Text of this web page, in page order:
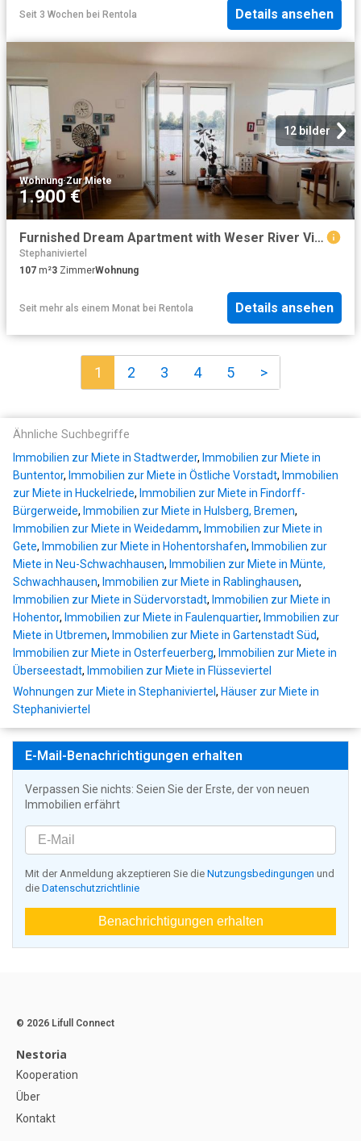
Seit 3 Wochen bei Rentola Details ansehen
12 bilder
Wohnung·Zur Miete
1.900 €
Furnished Dream Apartment with Weser River View – A Space for Culture, Art, and Inspiration ALL INCLUSIVE
Stephaniviertel
107 m²3 ZimmerWohnung
Seit mehr als einem Monat bei Rentola Details ansehen
1 2 3 4 5 >
Ähnliche Suchbegriffe
Immobilien zur Miete in Stadtwerder, Immobilien zur Miete in
Buntentor, Immobilien zur Miete in Östliche Vorstadt, Immobilien
zur Miete in Huckelriede, Immobilien zur Miete in Findorff-
Bürgerweide, Immobilien zur Miete in Hulsberg, Bremen,
Immobilien zur Miete in Weidedamm, Immobilien zur Miete in
Gete, Immobilien zur Miete in Hohentorshafen, Immobilien zur
Miete in Neu-Schwachhausen, Immobilien zur Miete in Münte,
Schwachhausen, Immobilien zur Miete in Rablinghausen,
Immobilien zur Miete in Südervorstadt, Immobilien zur Miete in
Hohentor, Immobilien zur Miete in Faulenquartier, Immobilien zur
Miete in Utbremen, Immobilien zur Miete in Gartenstadt Süd,
Immobilien zur Miete in Osterfeuerberg, Immobilien zur Miete in
Überseestadt, Immobilien zur Miete in Flüsseviertel
Wohnungen zur Miete in Stephaniviertel , Häuser zur Miete in
Stephaniviertel
E-Mail-Benachrichtigungen erhalten
Verpassen Sie nichts: Seien Sie der Erste, der von neuen
Immobilien erfährt
Mit der Anmeldung akzeptieren Sie die Nutzungsbedingungen und
die Datenschutzrichtlinie
Benachrichtigungen erhalten
© 2026 Lifull Connect
Nestoria
Kooperation
Über
Kontakt